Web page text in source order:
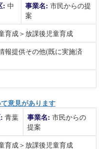
: 中
事業名: 市民からの提
案
育成＞放課後児童育成
報提供その他(既に実施済
意見があります
青葉
事業名: 市民からの
提案
育成＞放課後児童育成